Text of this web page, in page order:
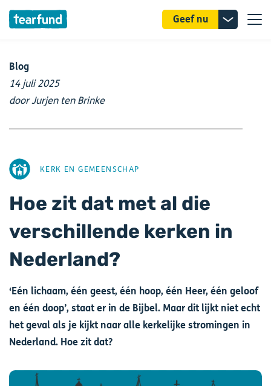
Geef nu
Blog
14 juli 2025
door Jurjen ten Brinke
AFBEELDINGKERK EN GEMEENSCHAP
Hoe zit dat met al die
verschillende kerken in
Nederland?
‘Eén lichaam, één geest, één hoop, één Heer, één geloof
en één doop’, staat er in de Bijbel. Maar dit lijkt niet echt
het geval als je kijkt naar alle kerkelijke stromingen in
Nederland. Hoe zit dat?
Afbeelding